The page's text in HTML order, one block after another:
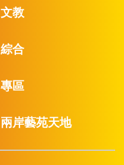
文教
綜合
專區
兩岸藝苑天地